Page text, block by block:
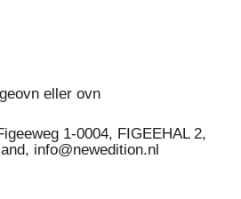
eller ovn
1-0004, FIGEEHAL 2,
info@newedition.nl